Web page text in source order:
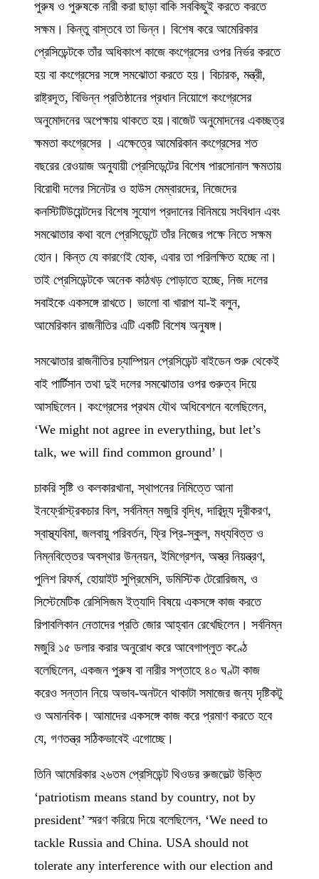
পুরুষ ও পুরুষকে নারী করা ছাড়া বাকি সবকিছুই করতে করতে
সক্ষম। কিন্তু বাস্তবে তা ভিন্ন। বিশেষ করে আমেরিকার
প্রেসিডেন্টকে তাঁর অধিকাংশ কাজে কংগ্রেসের ওপর নির্ভর করতে
হয় বা কংগ্রেসের সঙ্গে সমঝোতা করতে হয়। বিচারক, মন্ত্রী,
রাষ্ট্রদূত, বিভিন্ন প্রতিষ্ঠানের প্রধান নিয়োগে কংগ্রেসের
অনুমোদনের অপেক্ষায় থাকতে হয়।বাজেট অনুমোদনের একচ্ছত্র
ক্ষমতা কংগ্রেসের । এক্ষেত্রে আমেরিকান কংগ্রেসের শত
বছরের রেওয়াজ অনুযায়ী প্রেসিডেন্টের বিশেষ পারসোনাল ক্ষমতায়
বিরোধী দলের সিনেটর ও হাউস মেম্বারদের, নিজেদের
কনস্টিটিউয়েন্টদের বিশেষ সুযোগ প্রদানের বিনিময়ে সংবিধান এবং
সমঝোতার কথা বলে প্রেসিডেন্টে তাঁর নিজের পক্ষে নিতে সক্ষম
হোন। কিন্ত যে কারণেই হোক, এবার তা পরিলক্ষিত হচ্ছে না।
তাই প্রেসিডেন্টকে অনেক কাঠখড় পোড়াতে হচ্ছে, নিজ দলের
সবাইকে একসঙ্গে রাখতে। ভালো বা খারাপ যা-ই বলুন,
আমেরিকান রাজনীতির এটি একটি বিশেষ অনুষঙ্গ।
সমঝোতার রাজনীতির চ্যাম্পিয়ন প্রেসিডেন্ট বাইডেন শুরু থেকেই
বাই পার্টিসান তথা দুই দলের সমঝোতার ওপর গুরুত্ব দিয়ে
আসছিলেন। কংগ্রেসের প্রথম যৌথ অধিবেশনে বলেছিলেন,
‘We might not agree in everything, but let’s
talk, we will find common ground’।
চাকরি সৃষ্টি ও কলকারখানা, স্থাপনের নিমিত্তে আনা
ইনর্ফ্রোস্ট্রকচার বিল, সর্বনিম্ন মজুরি বৃদ্ধি, দারিদ্র্য দূরীকরণ,
স্বাস্থ্যবিমা, জলবায়ু পরিবর্তন, ফ্রি প্রি-স্কুল, মধ্যবিত্ত ও
নিম্নবিত্তের অবস্থার উন্নয়ন, ইমিগ্রেশন, অস্ত্র নিয়ন্ত্রণ,
পুলিশ রিফর্ম, হোয়াইট সুপ্রিমেসি, ডমিস্টিক টেরোরিজম, ও
সিস্টেমেটিক রেসিসিজম ইত্যাদি বিষয়ে একসঙ্গে কাজ করতে
রিপাবলিকান নেতাদের প্রতি জোর আহ্বান রেখেছিলেন। সর্বনিম্ন
মজুরি ১৫ ডলার করার অনুরোধ করে আবেগাপ্লুত কণ্ঠে
বলেছিলেন, একজন পুরুষ বা নারীর সপ্তাহে ৪০ ঘণ্টা কাজ
করেও সন্তান নিয়ে অভাব-অনটনে থাকাটা সমাজের জন্য দৃষ্টিকটু
ও অমানবিক। আমাদের একসঙ্গে কাজ করে প্রমাণ করতে হবে
যে, গণতন্ত্র সঠিকভাবেই এগোচ্ছে।
তিনি আমেরিকার ২৬তম প্রেসিডেন্ট থিওডর রুজভেল্ট উক্তি
‘patriotism means stand by country, not by
president’ স্মরণ করিয়ে দিয়ে বলেছিলেন, ‘We need to
tackle Russia and China. USA should not
tolerate any interference with our election and